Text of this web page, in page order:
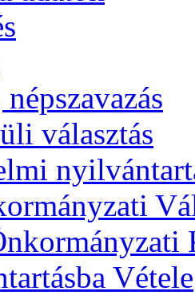
választás
Vétele